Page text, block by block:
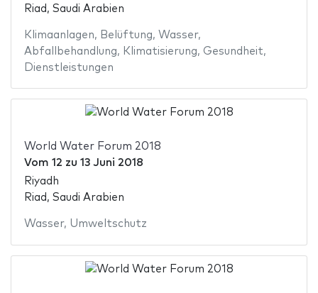
Riad, Saudi Arabien
Klimaanlagen, Belüftung, Wasser,
Abfallbehandlung, Klimatisierung, Gesundheit,
Dienstleistungen
World Water Forum 2018
Vom 12 zu 13 Juni 2018
Riyadh
Riad, Saudi Arabien
Wasser, Umweltschutz